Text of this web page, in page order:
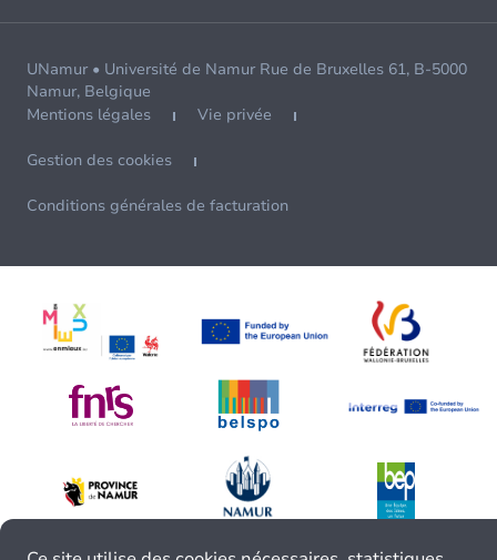
UNamur • Université de Namur Rue de Bruxelles 61, B-5000
Namur, Belgique
Mentions légales
Vie privée
Gestion des cookies
Conditions générales de facturation